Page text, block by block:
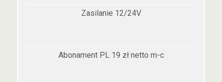
Zasilanie 12/24V
Abonament PL 19 zł netto m-c